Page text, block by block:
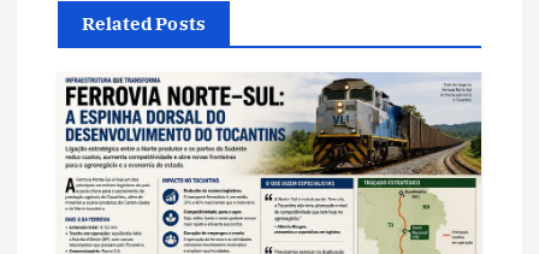
ã
o
d
e
Related Posts